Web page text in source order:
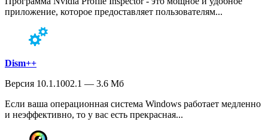
приложение, которое предоставляет пользователям...
Dism++
Версия 10.1.1002.1 — 3.6 Мб
Если ваша операционная система Windows работает медленно
и неэффективно, то у вас есть прекрасная...